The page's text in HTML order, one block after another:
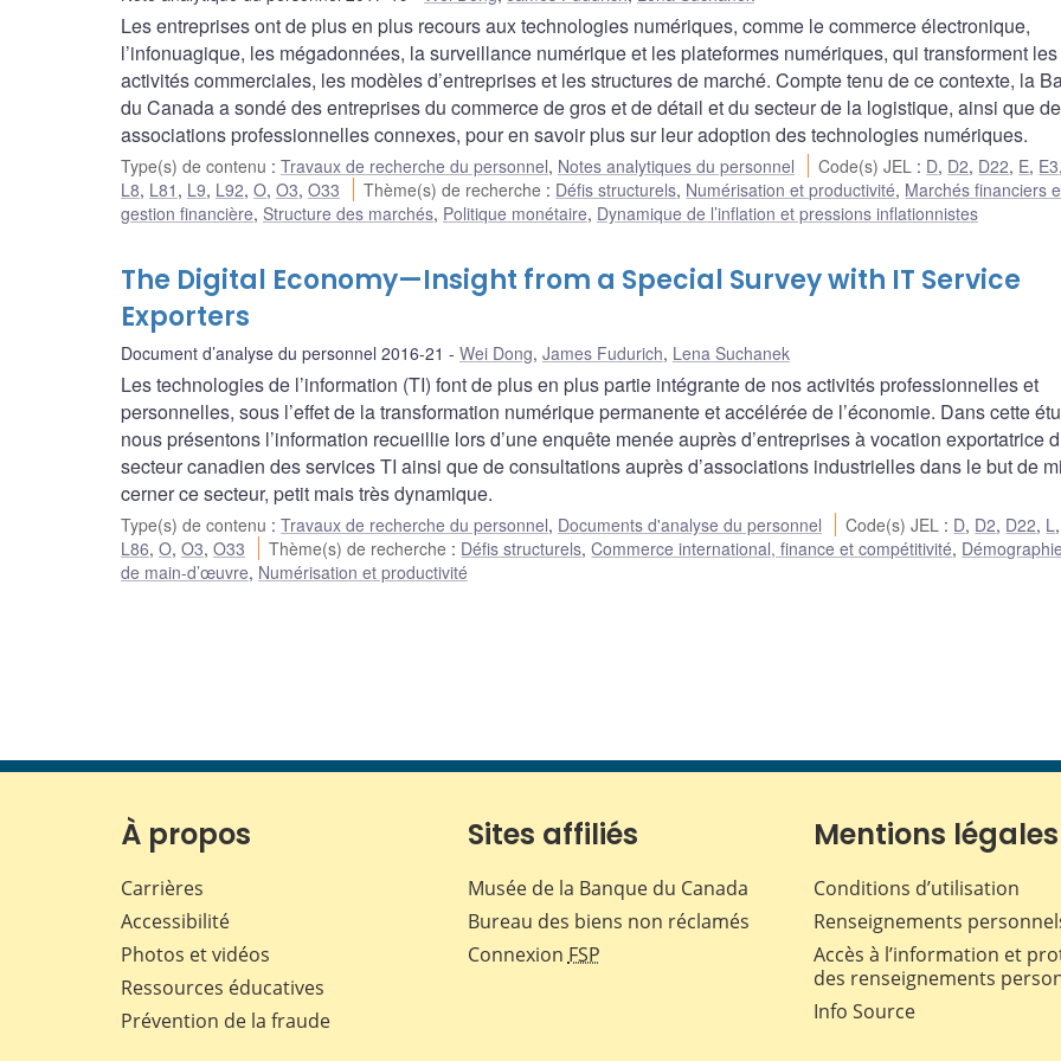
Les entreprises ont de plus en plus recours aux technologies numériques, comme le commerce électronique,
l’infonuagique, les mégadonnées, la surveillance numérique et les plateformes numériques, qui transforment les
activités commerciales, les modèles d’entreprises et les structures de marché. Compte tenu de ce contexte, la
du Canada a sondé des entreprises du commerce de gros et de détail et du secteur de la logistique, ainsi que
associations professionnelles connexes, pour en savoir plus sur leur adoption des technologies numériques.
Type(s) de contenu : Travaux de recherche du personnel, Notes analytiques du personnel Code(s) JEL : D, D2, D22, E, E3,
L8, L81 , L9, L92, O, O3, O33 Thème(s) de recherche : Défis structurels, Numérisation et productivité, Marchés financiers
gestion financière, Structure des marchés, Politique monétaire, Dynamique de l’inflation et pressions inflationnistes
The Digital Economy—Insight from a Special Survey with IT Service
Exporters
Document d’analyse du personnel 2016-21 Wei Dong, James Fudurich, Lena Suchanek
Les technologies de l’information (TI) font de plus en plus partie intégrante de nos activités professionnelles et
personnelles, sous l’effet de la transformation numérique permanente et accélérée de l’économie. Dans cette
nous présentons l’information recueillie lors d’une enquête menée auprès d’entreprises à vocation exportatrice
secteur canadien des services TI ainsi que de consultations auprès d’associations industrielles dans le but de
cerner ce secteur, petit mais très dynamique.
Type(s) de contenu : Travaux de recherche du personnel, Documents d'analyse du personnel Code(s) JEL : D, D2, D22, L,
L86, O, O3, O33 Thème(s) de recherche : Défis structurels,Commerce international, finance et compétitivité,
de main-d’œuvre, Numérisation et productivité
À propos
Carrières
Accessibilité
Photos et vidéos
Ressources éducatives
Prévention de la fraude
Sites affiliés
Musée de la Banque du Canada
Bureau des biens non réclamés
Connexion FSP
Mentions légales
Conditions d’utilisation
Renseignements
Accès à l’information et
des renseignements
Info Source